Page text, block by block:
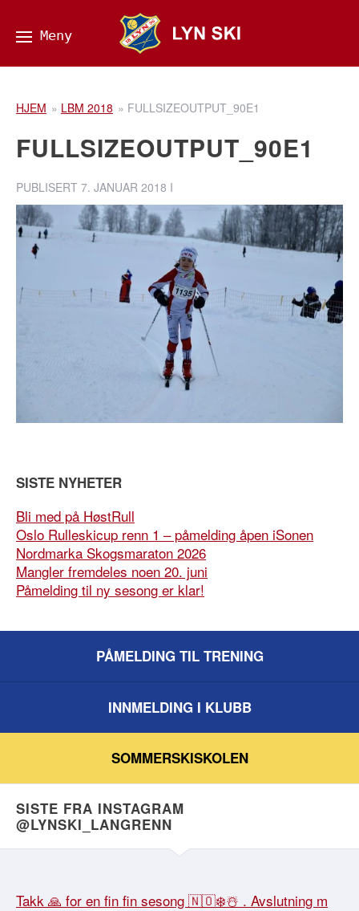
HJEM » LBM 2018 » FULLSIZEOUTPUT_90E1
FULLSIZEOUTPUT_90E1
PUBLISERT 7. JANUAR 2018 I
SISTE NYHETER
Bli med på HøstRull
Oslo Rulleskicup renn 1 – påmelding åpen iSonen
Nordmarka Skogsmaraton 2026
Mangler fremdeles noen 20. juni
Påmelding til ny sesong er klar!
PÅMELDING TIL TRENING
INNMELDING I KLUBB
SOMMERSKISKOLEN
SISTE FRA INSTAGRAM
@LYNSKI_LANGRENN
Takk 🙏 for en fin fin sesong 🇳🇴❄️☃️ . Avslutning m